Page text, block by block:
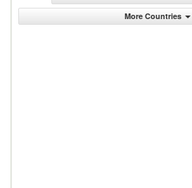
More Countries